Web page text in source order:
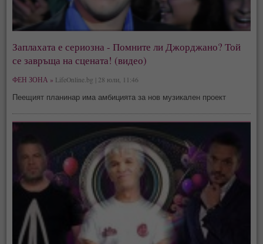
Заплахата е сериозна - Помните ли Джорджано? Той
се завръща на сцената! (видео)
ФЕН ЗОНА » LifeOnline.bg | 28 юли, 11:46
Пеещият планинар има амбицията за нов музикален проект